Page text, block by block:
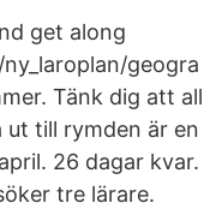
get along
geogra
Tänk dig att all
till rymden är en
26 dagar kvar.
tre lärare.